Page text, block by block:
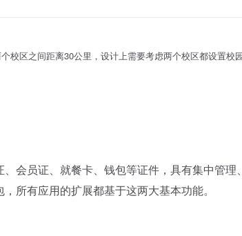
校区之间距离30公里，设计上需要考虑两个校区都设置校
会员证、就餐卡、钱包等证件，具有集中管理
所有应用的扩展都基于这两大基本功能。